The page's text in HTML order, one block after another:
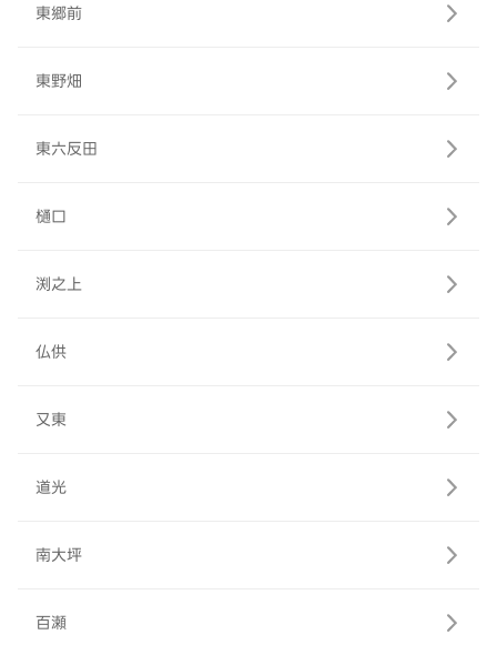
東郷前
東野畑
東六反田
樋口
渕之上
仏供
又東
道光
南大坪
百瀬